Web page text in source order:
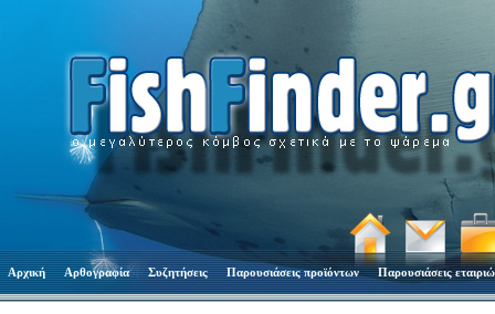
Αρχική Αρθογραφία Συζητήσεις Παρουσιάσεις προϊόντων Παρουσιάσεις